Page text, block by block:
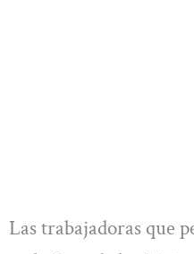
Las trabajadoras que